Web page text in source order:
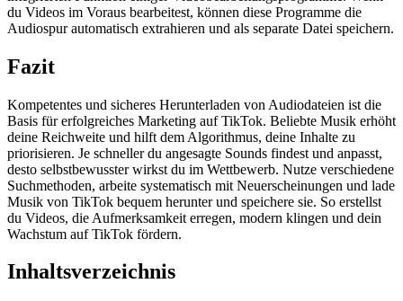
du Videos im Voraus bearbeitest, können diese Programme die
Audiospur automatisch extrahieren und als separate Datei speichern.
Fazit
Kompetentes und sicheres Herunterladen von Audiodateien ist die
Basis für erfolgreiches Marketing auf TikTok. Beliebte Musik erhöht
deine Reichweite und hilft dem Algorithmus, deine Inhalte zu
priorisieren. Je schneller du angesagte Sounds findest und anpasst,
desto selbstbewusster wirkst du im Wettbewerb. Nutze verschiedene
Suchmethoden, arbeite systematisch mit Neuerscheinungen und lade
Musik von TikTok bequem herunter und speichere sie. So erstellst
du Videos, die Aufmerksamkeit erregen, modern klingen und dein
Wachstum auf TikTok fördern.
Inhaltsverzeichnis